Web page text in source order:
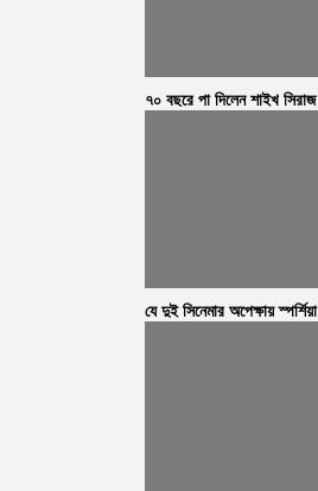
৭০ বছরে পা দিলেন শাইখ সিরাজ
যে দুই সিনেমার অপেক্ষায় স্পর্শিয়া